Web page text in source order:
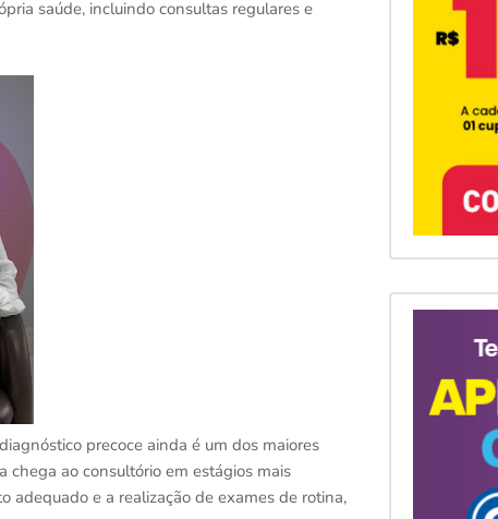
saúde, incluindo consultas regulares e
precoce ainda é um dos maiores
chega ao consultório em estágios mais
adequado e a realização de exames de rotina,